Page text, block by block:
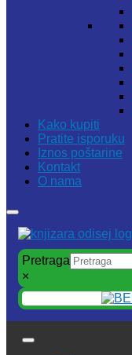
Kako kupiti
Pratite isporuku
Iznos poštarine
Kontakt
O nama
Pretraga
×